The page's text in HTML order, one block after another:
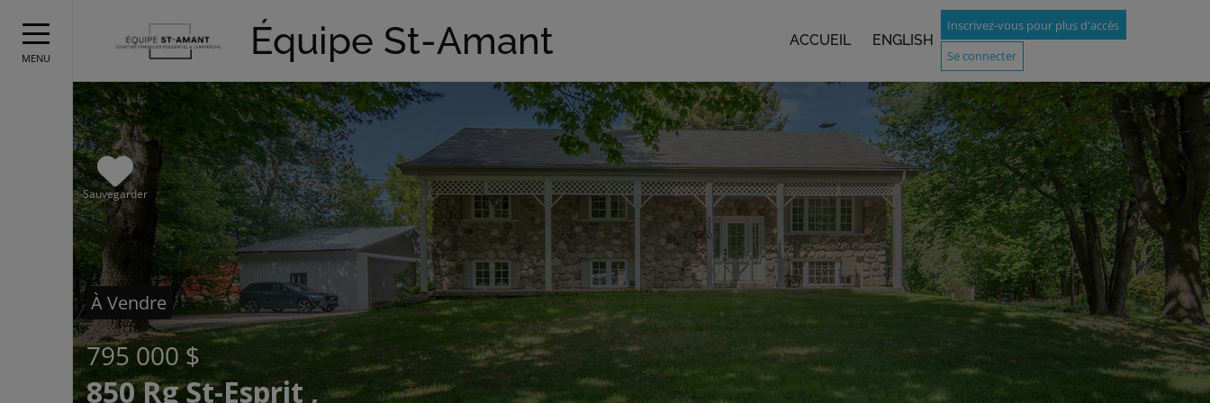
MENU Équipe St-Amant ACCUEIL ENGLISH
Inscrivez-vous pour plus d'accès
Se connecter
Sauvegarder
À Vendre
795 000 $
850 Rg St-Esprit ,